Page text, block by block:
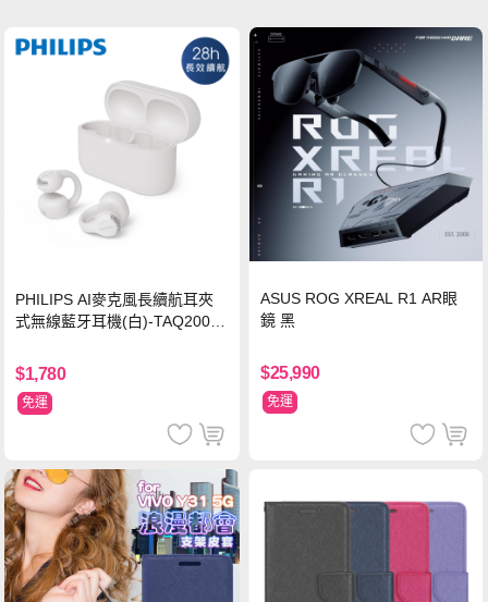
PHILIPS AI麥克風長續航耳夾
式無線藍牙耳機(白)-TAQ2000
$1,780
免運
ASUS ROG XREAL R1 AR眼
鏡 黑
$25,990
免運